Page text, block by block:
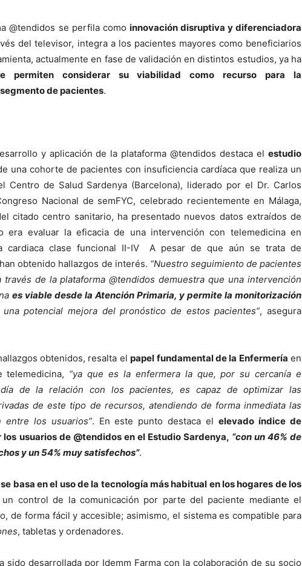
@tendidos se perfila como innovación disruptiva y diferenciadora
del televisor, integra a los pacientes mayores como beneficiarios
actualmente en fase de validación en distintos estudios, ya ha
permiten considerar su viabilidad como recurso para la
de pacientes.
y aplicación de la plataforma @tendidos destaca el estudio
una cohorte de pacientes con insuficiencia cardíaca que realiza un
Centro de Salud Sardenya (Barcelona), liderado por el Dr. Carlos
Nacional de semFYC, celebrado recientemente en Málaga,
citado centro sanitario, ha presentado nuevos datos extraídos de
era evaluar la eficacia de una intervención con telemedicina en
cardiaca clase funcional II-IV A pesar de que aún se trata de
obtenido hallazgos de interés. “Nuestro seguimiento de pacientes
de la plataforma @tendidos demuestra que una intervención
es viable desde la Atención Primaria, y permite la monitorización
potencial mejora del pronóstico de estos pacientes”, asegura
obtenidos, resalta elpapel fundamental de la Enfermería en
“ya que es la enfermera la que, por su cercanía e
de la relación con los pacientes, es capaz de optimizar las
de este tipo de recursos, atendiendo de forma inmediata las
entre los usuarios”. En este punto destaca elelevado índice de
usuarios de @tendidos en el Estudio Sardenya, “con un 46% de
y un 54% muy satisfechos”.
se basa en el uso de la tecnología más habitual en los hogares de los
control de la comunicación por parte del paciente mediante el
de forma fácil y accesible; asimismo, el sistema es compatible para
, tabletas y ordenadores.
sido desarrollada por Idemm Farma con la colaboración de su socio